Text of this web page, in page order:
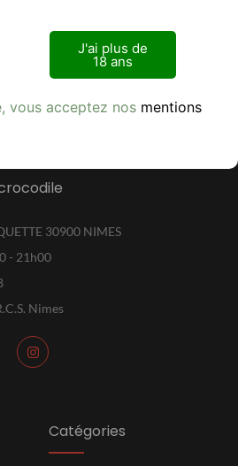
Avis clients
30900 NIMES
- 21h00
Nimes
Catégories
J'ai plus de
18 ans
vous acceptez nos mentions